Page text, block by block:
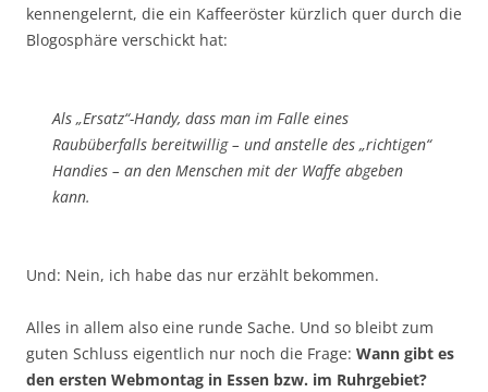
kennengelernt, die ein Kaffeeröster kürzlich quer durch die
Blogosphäre verschickt hat:
Als „Ersatz“-Handy, dass man im Falle eines
Raubüberfalls bereitwillig – und anstelle des „richtigen“
Handies – an den Menschen mit der Waffe abgeben
kann.
Und: Nein, ich habe das nur erzählt bekommen.
Alles in allem also eine runde Sache. Und so bleibt zum
guten Schluss eigentlich nur noch die Frage: Wann gibt es
den ersten Webmontag in Essen bzw. im Ruhrgebiet?